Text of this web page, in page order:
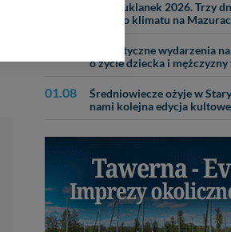
Dni Kruklanek 2026. Trzy
letniego klimatu na
Dramatyczne wydarzenia
o życie dziecka i mężczyzny
01.08
Średniowiecze ożyje w
nami kolejna edycja
z formularza
ul. Wiejska 17,
zabronić ich
w odniesieniu do
- w pewnych